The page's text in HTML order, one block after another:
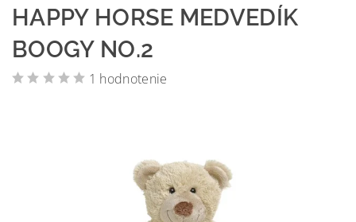
HAPPY HORSE MEDVEDÍK
BOOGY NO.2
1 hodnotenie